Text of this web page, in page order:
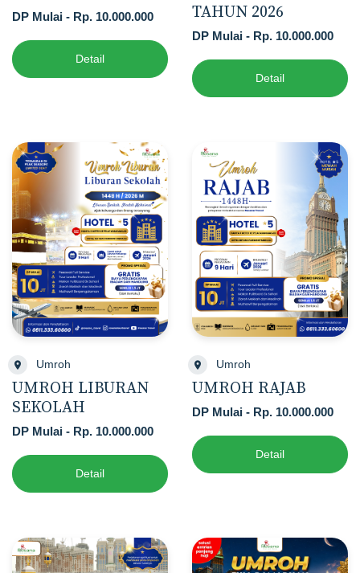
DP Mulai - Rp. 10.000.000
Detail
TAHUN 2026
DP Mulai - Rp. 10.000.000
Detail
Umroh
UMROH LIBURAN
SEKOLAH
DP Mulai - Rp. 10.000.000
Detail
Umroh
UMROH RAJAB
DP Mulai - Rp. 10.000.000
Detail